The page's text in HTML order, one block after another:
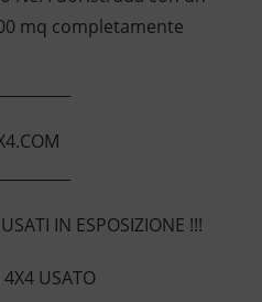
mq completamente
IN ESPOSIZIONE !!!
USATO